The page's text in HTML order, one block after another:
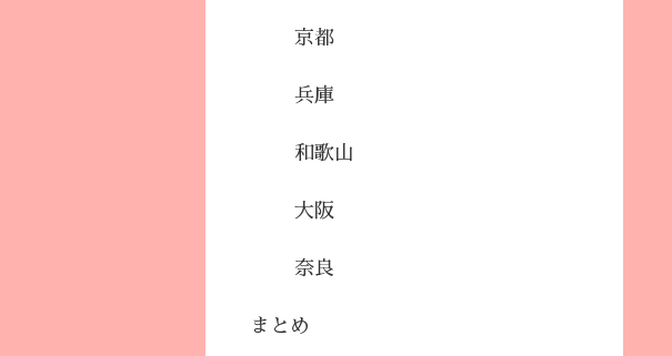
京都
兵庫
和歌山
大阪
奈良
まとめ